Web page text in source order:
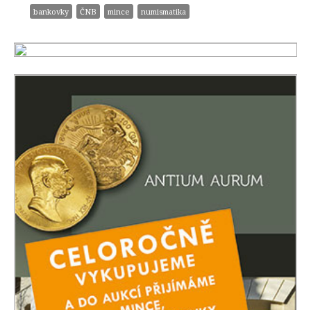
bankovky ČNB mince numismatika